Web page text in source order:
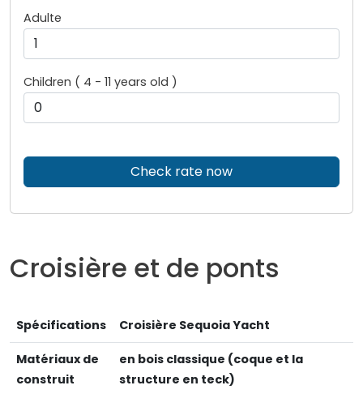
Adulte
Children ( 4 - 11 years old )
Check rate now
Croisière et de ponts
Spécifications Croisière Sequoia Yacht
Matériaux de
construit
en bois classique (coque et la
structure en teck)